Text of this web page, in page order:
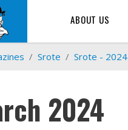
ABOUT US
Srote Srote - 2024
2024